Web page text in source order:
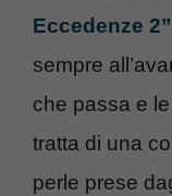
Eccedenze 2”
sempre
che passa e
tratta di una
perle prese